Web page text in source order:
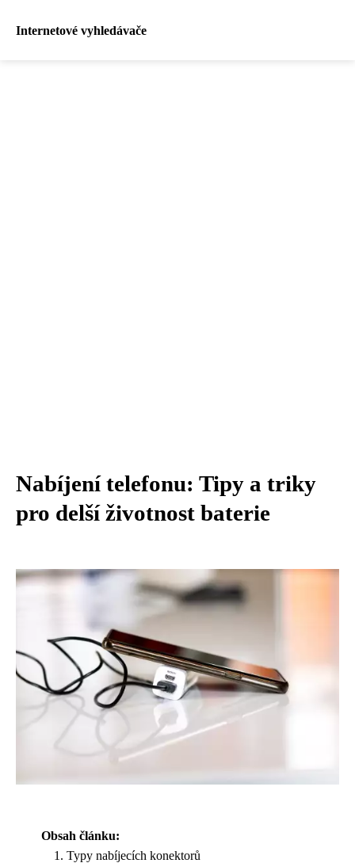
Internetové vyhledávače
Nabíjení telefonu: Tipy a triky
pro delší životnost baterie
Obsah článku:
Typy nabíjecích konektorů